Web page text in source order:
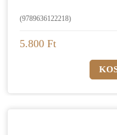
(9789636122218)
5.800 Ft